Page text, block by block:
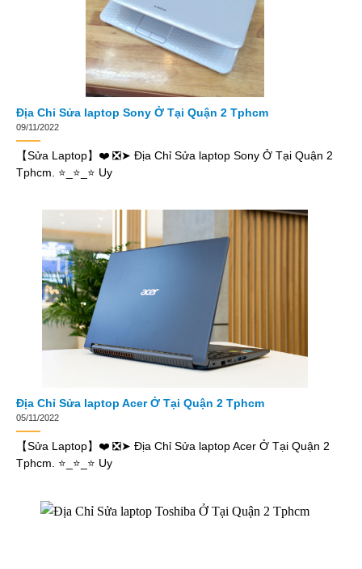
Địa Chỉ Sửa laptop Sony Ở Tại Quận 2 Tphcm
09/11/2022
【Sửa Laptop】❤️ ❎➤ Địa Chỉ Sửa laptop Sony Ở Tại Quận 2
Tphcm. ⭐_⭐_⭐ Uy
Địa Chỉ Sửa laptop Acer Ở Tại Quận 2 Tphcm
05/11/2022
【Sửa Laptop】❤️ ❎➤ Địa Chỉ Sửa laptop Acer Ở Tại Quận 2
Tphcm. ⭐_⭐_⭐ Uy